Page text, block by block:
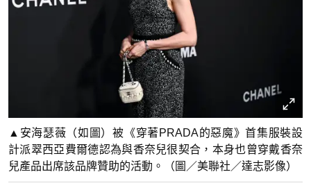
▲安海瑟薇（如圖）被《穿著PRADA的惡魔》首集服裝設
計派翠西亞費爾德認為與香奈兒很契合，本身也曾穿戴香奈
兒產品出席該品牌贊助的活動。（圖／美聯社／達志影像）